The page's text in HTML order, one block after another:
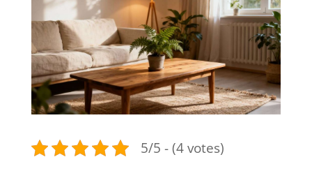
5/5 - (4 votes)